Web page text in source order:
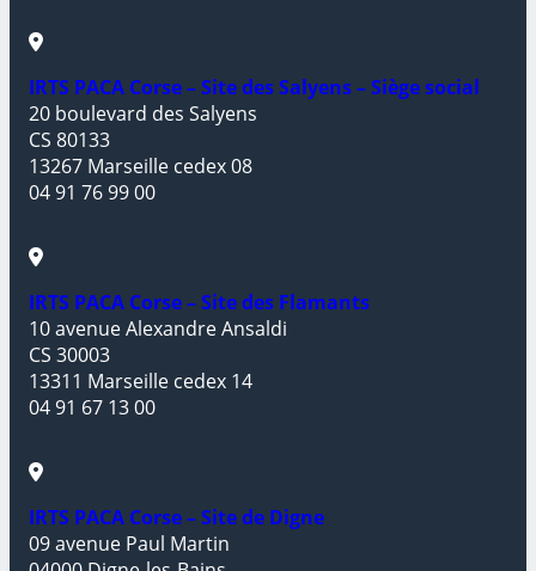
IRTS PACA Corse – Site des Salyens – Siège social
20 boulevard des Salyens
CS 80133
13267 Marseille cedex 08
04 91 76 99 00
IRTS PACA Corse – Site des Flamants
10 avenue Alexandre Ansaldi
CS 30003
13311 Marseille cedex 14
04 91 67 13 00
IRTS PACA Corse – Site de Digne
09 avenue Paul Martin